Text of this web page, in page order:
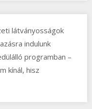
látványosságok
indulunk
programban –
kínál, hisz